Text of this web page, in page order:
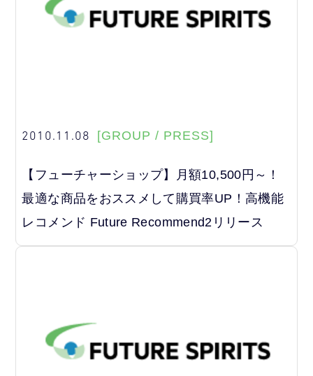
2010.11.08 [GROUP / PRESS]
【フューチャーショップ】月額10,500円～！
最適な商品をおススメして購買率UP！高機能
レコメンド Future Recommend2リリース